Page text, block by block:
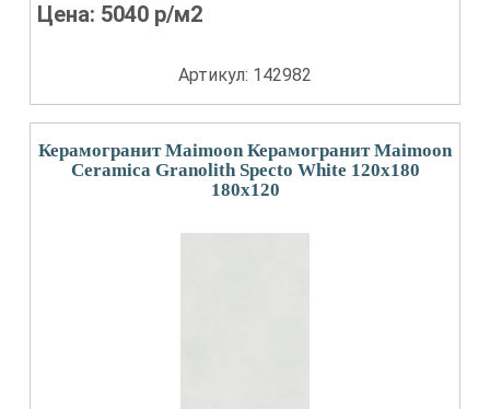
Цена: 5040 р/м2
Артикул: 142982
Керамогранит Maimoon Керамогранит Maimoon
Ceramica Granolith Specto White 120х180
180x120